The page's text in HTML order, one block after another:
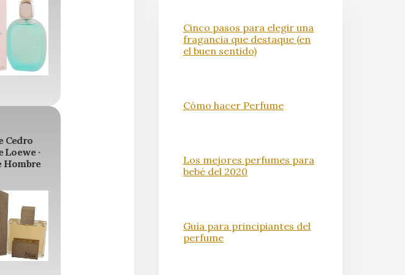
Cedro
Loewe ·
Hombre
Cinco pasos para elegir una
fragancia que destaque (en
el buen sentido)
Cómo hacer Perfume
Los mejores perfumes para
bebé del 2020
Guía para principiantes del
perfume